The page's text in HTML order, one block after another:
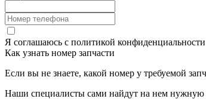
Я соглашаюсь с политикой конфиденциальности
Как узнать номер запчасти
Если вы не знаете, какой номер у требуемой
Наши специалисты сами найдут на нем